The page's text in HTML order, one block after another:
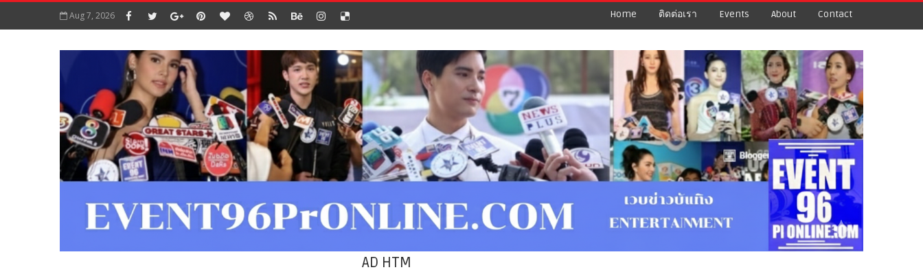
Aug 7, 2026 Home ติดต่อเรา Events About Contact
AD HTM